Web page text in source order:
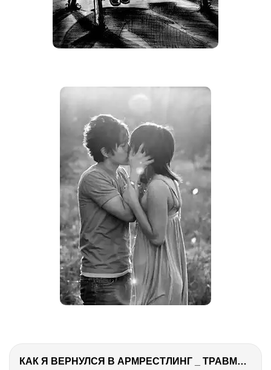
КАК Я ВЕРНУЛСЯ В АРМРЕСТЛИНГ _ ТРАВМА _ РУКОСЕЧКА